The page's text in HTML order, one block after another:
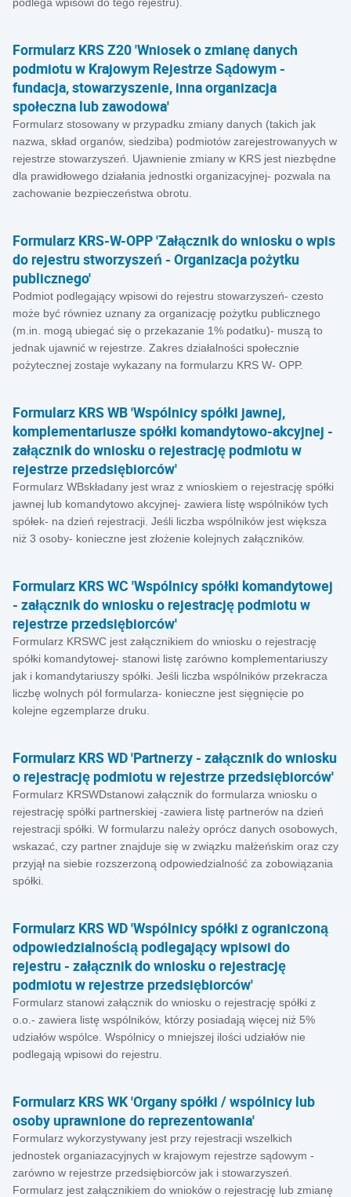
Formularz KRS Z20 'Wniosek o zmianę danych
podmiotu w Krajowym Rejestrze Sądowym -
fundacja, stowarzyszenie, inna organizacja
społeczna lub zawodowa'
Formularz stosowany w przypadku zmiany danych (takich jak
nazwa, skład organów, siedziba) podmiotów zarejestrowanyych w
rejestrze stowarzyszeń. Ujawnienie zmiany w KRS jest niezbędne
dla prawidłowego działania jednostki organizacyjnej- pozwala na
zachowanie bezpieczeństwa obrotu.
Formularz KRS-W-OPP 'Załącznik do wniosku o wpis
do rejestru stworzyszeń - Organizacja pożytku
publicznego'
Podmiot podlegający wpisowi do rejestru stowarzyszeń- czesto
może być równiez uznany za organizację pożytku publicznego
(m.in. mogą ubiegać się o przekazanie 1% podatku)- muszą to
jednak ujawnić w rejestrze. Zakres działalności społecznie
pożytecznej zostaje wykazany na formularzu KRS W- OPP.
Formularz KRS WB 'Wspólnicy spółki jawnej,
komplementariusze spółki komandytowo-akcyjnej -
załącznik do wniosku o rejestrację podmiotu w
rejestrze przedsiębiorców'
Formularz WBskładany jest wraz z wnioskiem o rejestrację spółki
jawnej lub komandytowo akcyjnej- zawiera listę wspólników tych
spółek- na dzień rejestracji. Jeśli liczba wspólników jest większa
niż 3 osoby- konieczne jest złożenie kolejnych załączników.
Formularz KRS WC 'Wspólnicy spółki komandytowej
- załącznik do wniosku o rejestrację podmiotu w
rejestrze przedsiębiorców'
Formularz KRSWC jest załącznikiem do wniosku o rejestrację
spółki komandytowej- stanowi listę zarówno komplementariuszy
jak i komandytariuszy spółki. Jeśli liczba wspólników przekracza
liczbę wolnych pól formularza- konieczne jest sięgnięcie po
kolejne egzemplarze druku.
Formularz KRS WD 'Partnerzy - załącznik do wniosku
o rejestrację podmiotu w rejestrze przedsiębiorców'
Formularz KRSWDstanowi załącznik do formularza wniosku o
rejestrację spółki partnerskiej -zawiera listę partnerów na dzień
rejestracji spółki. W formularzu należy oprócz danych osobowych,
wskazać, czy partner znajduje się w związku małżeńskim oraz czy
przyjął na siebie rozszerzoną odpowiedzialność za zobowiązania
spółki.
Formularz KRS WD 'Wspólnicy spółki z ograniczoną
odpowiedzialnością podlegający wpisowi do
rejestru - załącznik do wniosku o rejestrację
podmiotu w rejestrze przedsiębiorców'
Formularz stanowi załącznik do wniosku o rejestrację spółki z
o.o.- zawiera listę wspólników, którzy posiadają więcej niż 5%
udziałów wspólce. Wspólnicy o mniejszej ilości udziałów nie
podlegają wpisowi do rejestru.
Formularz KRS WK 'Organy spółki / wspólnicy lub
osoby uprawnione do reprezentowania'
Formularz wykorzystywany jest przy rejestracji wszelkich
jednostek organiazacyjnych w krajowym rejestrze sądowym -
zarówno w rejestrze przedsiębiorców jak i stowarzyszeń.
Formularz jest załącznikiem do wnioków o rejestrację lub zmianę